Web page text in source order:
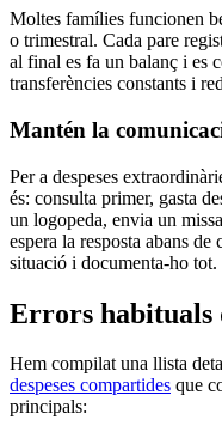
Moltes famílies funcionen
o trimestral. Cada pare
al final es fa un balanç i es
transferències constants i
Mantén la
Per a despeses
és: consulta primer, gasta
un logopeda, envia un
espera la resposta abans
situació i documenta-ho tot.
Errors habituals
Hem compilat una llista
despeses compartides que
principals: